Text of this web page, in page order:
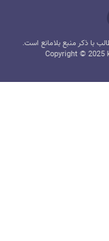
با ذکر منبع بلامانع است.
Copyright © 2025